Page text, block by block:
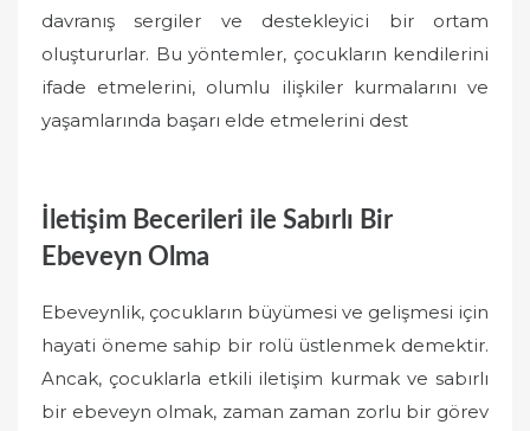
davranış sergiler ve destekleyici bir ortam
oluştururlar. Bu yöntemler, çocukların kendilerini
ifade etmelerini, olumlu ilişkiler kurmalarını ve
yaşamlarında başarı elde etmelerini dest
İletişim Becerileri ile Sabırlı Bir
Ebeveyn Olma
Ebeveynlik, çocukların büyümesi ve gelişmesi için
hayati öneme sahip bir rolü üstlenmek demektir.
Ancak, çocuklarla etkili iletişim kurmak ve sabırlı
bir ebeveyn olmak, zaman zaman zorlu bir görev